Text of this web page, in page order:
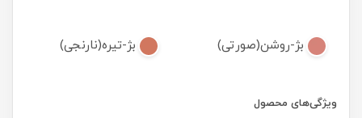
بژ-روشن(صورتی) بژ-تیره(نارنجی)
ویژگی‌های محصول